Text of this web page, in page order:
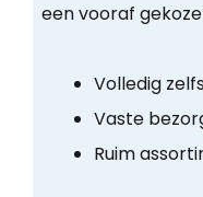
een vooraf
Volledig
Vaste
Ruim